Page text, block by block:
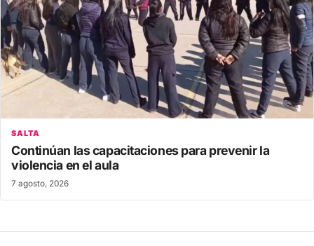
SALTA
Continúan las capacitaciones para prevenir la
violencia en el aula
7 agosto, 2026